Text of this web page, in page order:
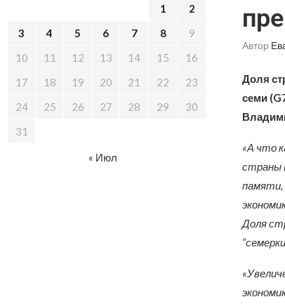
Автор
Доля
семи
«А что
страны
памяти,
Доля
1
2
3
4 5 6 7 8
9
10
11 12 13 14 15
16
17
18 19 20 21 22
23
24
25 26 27 28 29
30
31
« Июл